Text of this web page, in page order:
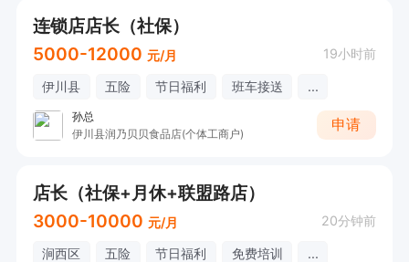
连锁店店长（社保）
5000-12000 元/月 19小时前
伊川县 五险 节日福利 班车接送 ...
孙总
伊川县润乃贝贝食品店(个体工商户)
申请
店长（社保+月休+联盟路店）
3000-10000 元/月 20分钟前
涧西区 五险 节日福利 免费培训 ...